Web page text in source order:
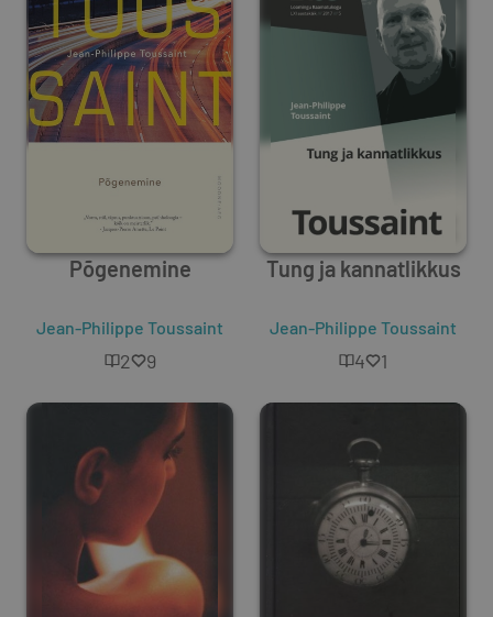
Põgenemine
Jean-Philippe Toussaint
2 9
Tung ja kannatlikkus
Jean-Philippe Toussaint
4 1